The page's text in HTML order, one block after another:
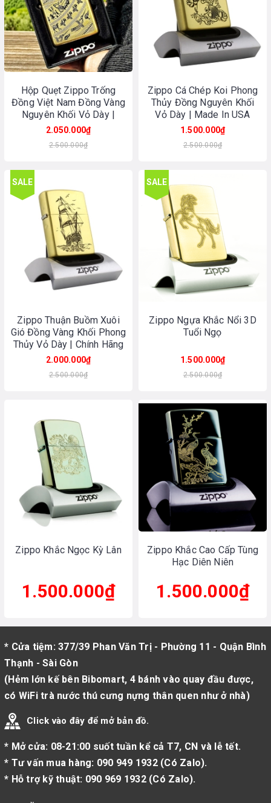
Hộp Quẹt Zippo Trống
Đồng Việt Nam Đồng Vàng
Nguyên Khối Vỏ Dày |
Made In USA
2.050.000₫
2.500.000₫
Zippo Cá Chép Koi Phong
Thủy Đồng Nguyên Khối
Vỏ Dày | Made In USA
1.500.000₫
2.500.000₫
SALE
Zippo Thuận Buồm Xuôi
Gió Đồng Vàng Khối Phong
Thủy Vỏ Dày | Chính Hãng
Made In USA
2.000.000₫
2.500.000₫
SALE
Zippo Ngựa Khắc Nổi 3D
Tuổi Ngọ
1.500.000₫
2.500.000₫
Zippo Khắc Ngọc Kỳ Lân
1.500.000₫
Zippo Khắc Cao Cấp Tùng
Hạc Diên Niên
1.500.000₫
* Cửa tiệm: 377/39 Phan Văn Trị - Phường 11 - Quận Bình
Thạnh - Sài Gòn
(Hẻm lớn kế bên Bibomart, 4 bánh vào quay đầu được,
có WiFi trà nước thú cưng nựng thân quen như ở nhà)
Click vào đây để mở bản đồ.
* Mở cửa: 08-21:00 suốt tuần kể cả T7, CN và lễ tết.
* Tư vấn mua hàng: 090 949 1932(Có Zalo).
* Hỗ trợ kỹ thuật: 090 969 1932(Có Zalo).